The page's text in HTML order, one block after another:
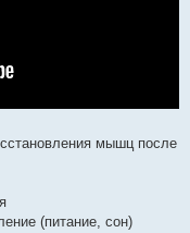
мышц после
(питание, сон)